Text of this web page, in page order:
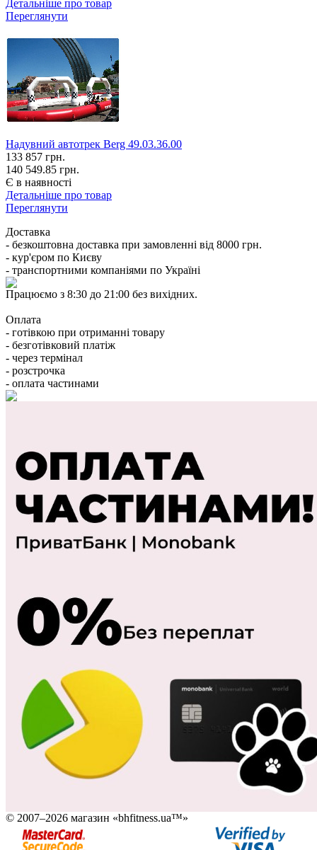
Детальніше про товар
Переглянути
Надувний автотрек Berg 49.03.36.00
133 857 грн.
140 549.85 грн.
Є в наявності
Детальніше про товар
Переглянути
Доставка
- безкоштовна доставка при замовленні від 8000 грн.
- кур'єром по Києву
- транспортними компаніями по Україні
Працюємо з 8:30 до 21:00 без вихідних.
Оплата
- готівкою при отриманні товару
- безготівковий платіж
- через термінал
- розстрочка
- оплата частинами
© 2007–2026 магазин «bhfitness.ua™»